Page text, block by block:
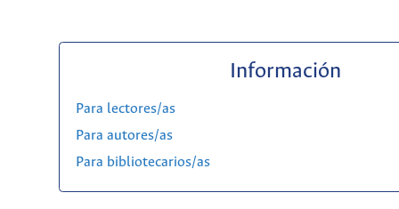
Información
Para lectores/as
Para autores/as
Para bibliotecarios/as